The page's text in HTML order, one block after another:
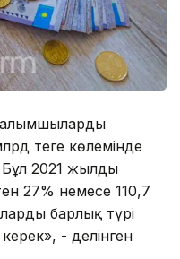
теңге көлемінде
2021 жылдың
27% немесе 110,7
барлық түрі
- делінген